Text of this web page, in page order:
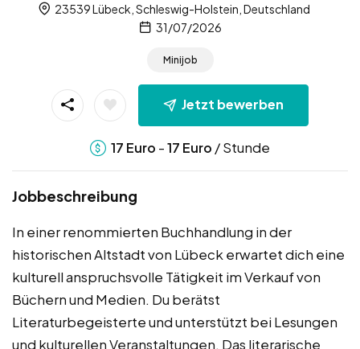
23539 Lübeck, Schleswig-Holstein, Deutschland
31/07/2026
Minijob
Jetzt bewerben
17 Euro -17 Euro / Stunde
Jobbeschreibung
In einer renommierten Buchhandlung in der
historischen Altstadt von Lübeck erwartet dich eine
kulturell anspruchsvolle Tätigkeit im Verkauf von
Büchern und Medien. Du berätst
Literaturbegeisterte und unterstützt bei Lesungen
und kulturellen Veranstaltungen. Das literarische